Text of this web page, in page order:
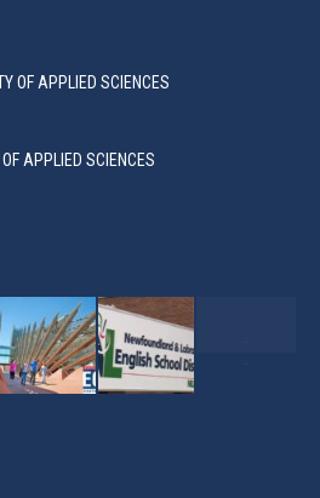
OF APPLIED SCIENCES
APPLIED SCIENCES